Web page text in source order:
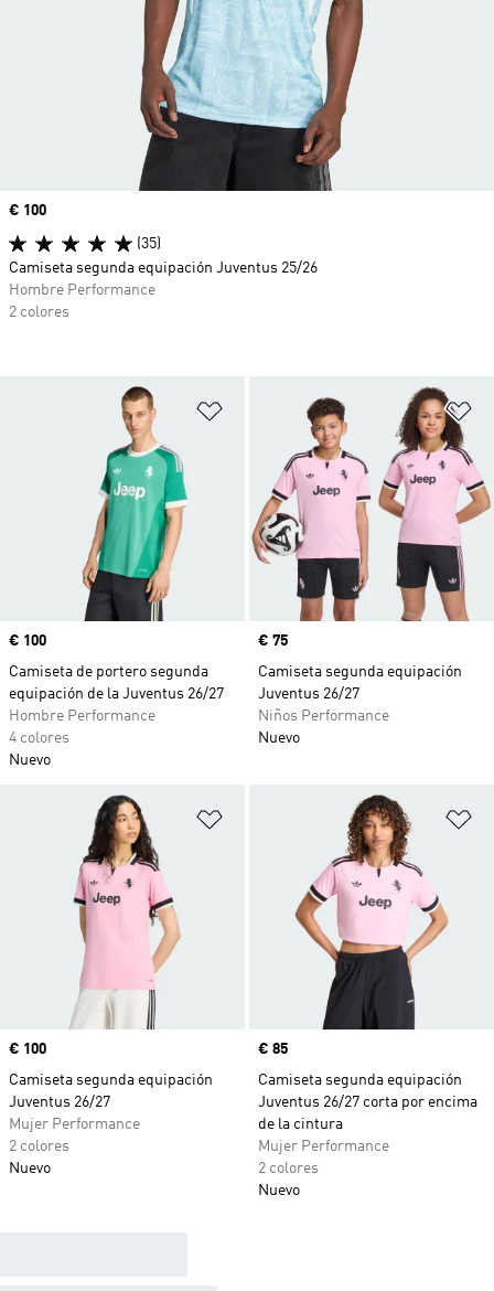
Añadir a la lista de deseos
Precio
€ 100
Camiseta de portero segunda
equipación de la Juventus 26/27
Hombre Performance
4 colores
Nuevo
Precio
€ 75
Camiseta segunda equipación
Juventus 26/27
Niños Performance
Nuevo
Añadir a la lista de deseos
Precio
€ 100
Camiseta segunda equipación
Juventus 26/27
Mujer Performance
2 colores
Nuevo
Precio
€ 85
Camiseta segunda equipación
Juventus 26/27 corta por encima
de la cintura
Mujer Performance
2 colores
Nuevo
Precio
€ 100
(35)
Camiseta segunda equipación Juventus 25/26
Hombre Performance
2 colores